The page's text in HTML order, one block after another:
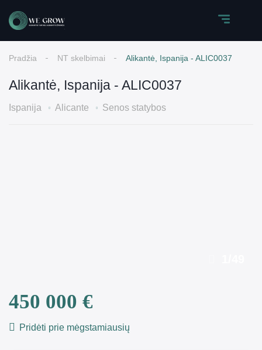
Pradžia NT skelbimai Alikantė, Ispanija - ALIC0037
Alikantė, Ispanija - ALIC0037
Ispanija Alicante Senos statybos
450 000 €
Pridėti prie mėgstamiausių